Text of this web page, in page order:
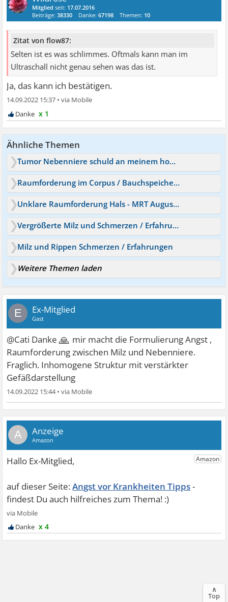
Mitglied seit: 17.07.2016
Beiträge:38330 Danke:67198 Themen: 10
Zitat von flow87:
Selten ist es was schlimmes. Oftmals kann man im
Ultraschall nicht genau sehen was das ist.
Ja, das kann ich bestätigen.
14.09.2022 15:37 •
x 1
Ähnliche Themen
Tumor Nebenniere schuld an meinem hohen Blutdruck?
Raumforderung im Corpus / Bauchspeicheldrüsenkrebs?
Unklare Raumforderung Hals - MRT August erst !
Vergrößerte Milz und Schmerzen / Erfahrungen
Milz und Rippen Schmerzen / Erfahrungen
Weitere Themen laden
E Ex-Mitglied
Gast
@Cati Danke🙏 mir macht die Formulierung Angst ,
Raumforderung zwischen Milz und Nebenniere.
Fraglich. Inhomogene Struktur mit verstärkter
Gefäßdarstellung
14.09.2022 15:44•
A
Angst vor Krankheiten Tipps
x 4
∧
Top